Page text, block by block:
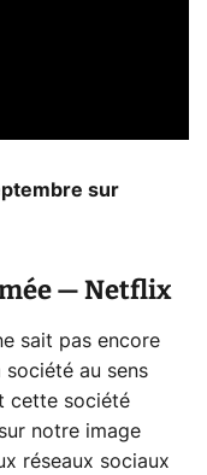
sur
— Netflix
sait pas encore
au sens
cette société
notre image
réseaux sociaux